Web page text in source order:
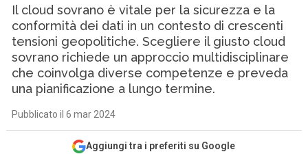
Il cloud sovrano è vitale per la sicurezza e la
conformità dei dati in un contesto di crescenti
tensioni geopolitiche. Scegliere il giusto cloud
sovrano richiede un approccio multidisciplinare
che coinvolga diverse competenze e preveda
una pianificazione a lungo termine.
Pubblicato il 6 mar 2024
Aggiungi tra i preferiti su Google